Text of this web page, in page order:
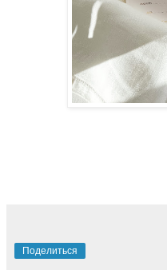
Поделиться